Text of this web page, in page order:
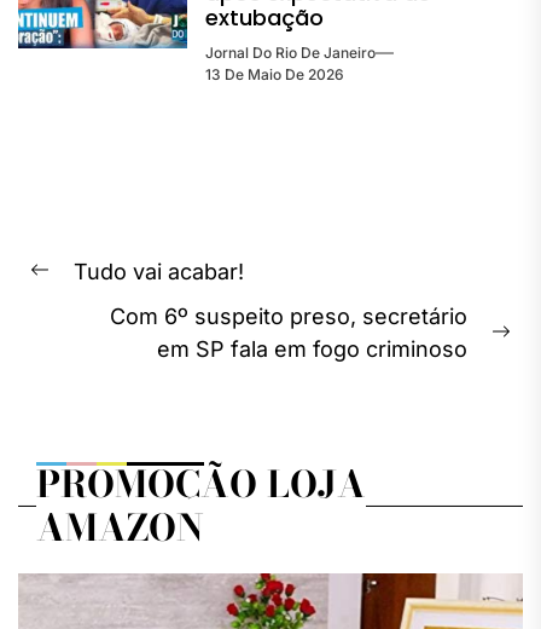
extubação
Jornal Do Rio De Janeiro
13 De Maio De 2026
Navegação
Previous
Tudo vai acabar!
Com 6º suspeito preso, secretário
em SP fala em fogo criminoso
PROMOÇÃO LOJA
AMAZON